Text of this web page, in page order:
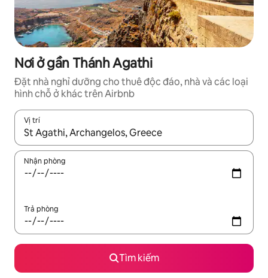
Nơi ở gần Thánh Agathi
Đặt nhà nghỉ dưỡng cho thuê độc đáo, nhà và các loại
hình chỗ ở khác trên Airbnb
Vị trí
Khi có kết quả, hãy điều hướng bằng phím mũi tên lên và
Nhận phòng
Trả phòng
Tìm kiếm